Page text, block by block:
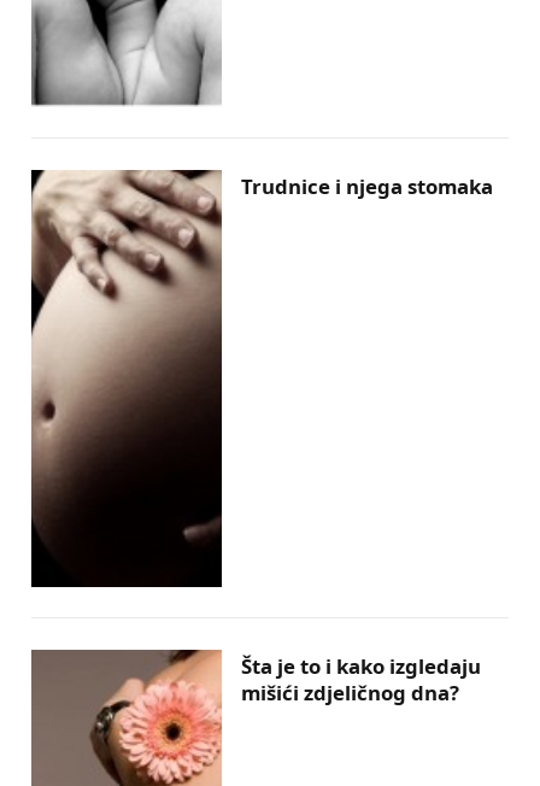
Trudnice i njega stomaka
Šta je to i kako izgledaju
mišići zdjeličnog dna?